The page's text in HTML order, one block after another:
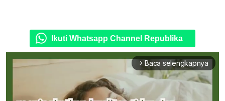
Ikuti Whatsapp Channel Republika
arrow_forward_ios Baca selengkapnya